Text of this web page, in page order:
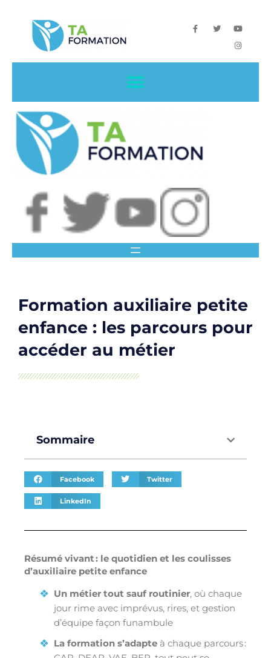
Formation auxiliaire petite
enfance : les parcours pour
accéder au métier
Sommaire
Facebook Twitter
LinkedIn
Résumé vivant : le quotidien et les coulisses
d’auxiliaire petite enfance
Un métier tout sauf routinier, où chaque
jour rime avec imprévus, rires, et gestion
d’équipe façon funambule
La formation s’adapte à chaque parcours :